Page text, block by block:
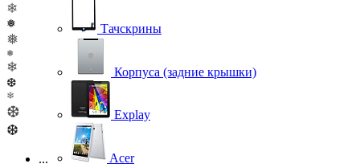
❄
❅
❅
❅
❄
❆
❄
❆
❆
...
Тачскрины
Корпуса (задние крышки)
Explay
Acer